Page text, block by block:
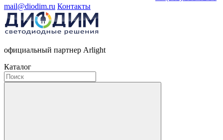
mail@diodim.ru Контакты
официальный партнер Arlight
Каталог